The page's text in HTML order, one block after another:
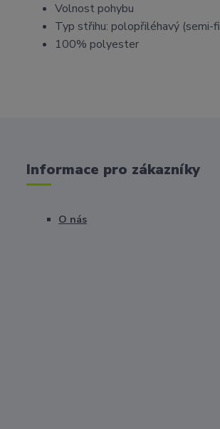
Volnost pohybu
Typ střihu: polopřiléhavý (semi-
100% polyester
Informace pro zákazníky
O nás